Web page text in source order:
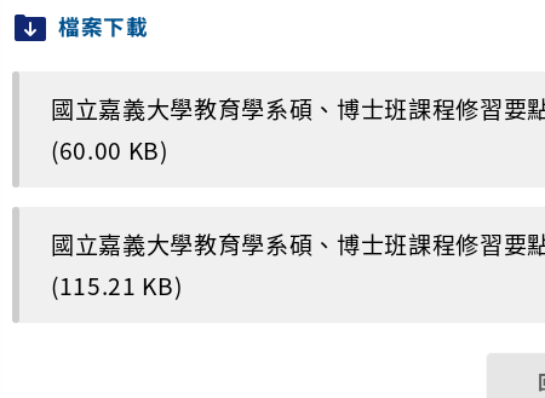
檔案下載
國立嘉義大學教育學系碩、博士班課程修習
(60.00 KB)
國立嘉義大學教育學系碩、博士班課程修習
(115.21 KB)